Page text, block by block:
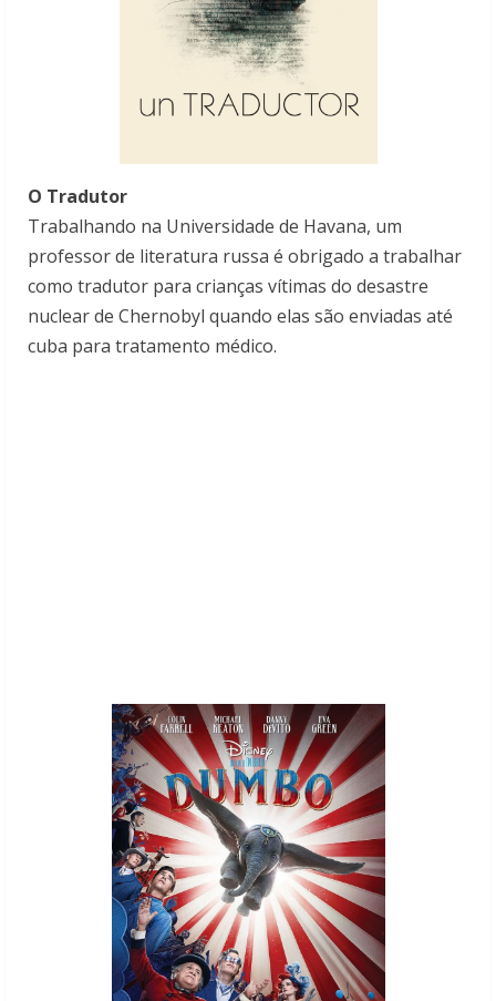
O Tradutor
Trabalhando na Universidade de Havana, um
professor de literatura russa é obrigado a trabalhar
como tradutor para crianças vítimas do desastre
nuclear de Chernobyl quando elas são enviadas até
cuba para tratamento médico.